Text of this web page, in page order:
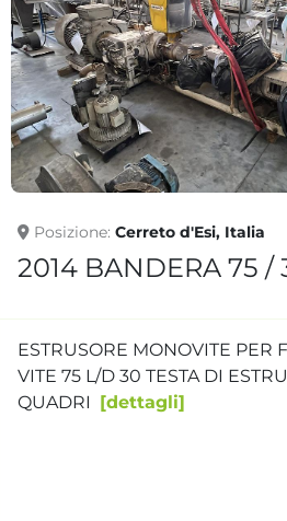
Posizione
1991 BIELLONI
IMPIANTO FILM IN BOLLA
DIAMETRO ESTRUSORE 70
ESTRUSIONE 350 PRUZIONE